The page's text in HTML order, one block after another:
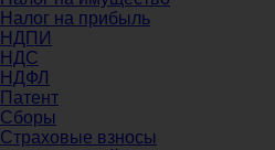
Налог на прибыль
НДПИ
НДС
НДФЛ
Патент
Сборы
Страховые взносы